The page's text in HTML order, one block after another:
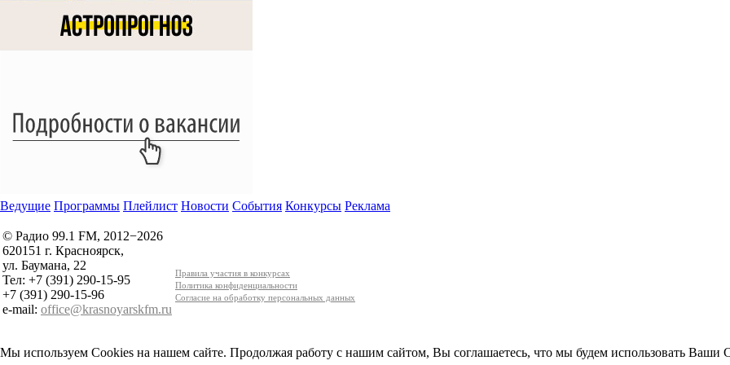
Ведущие Программы Плейлист Новости События Конкурсы Реклама
© Радио 99.1 FM, 2012−2026
620151 г. Красноярск,
ул. Баумана, 22
Тел: +7 (391) 290-15-95
+7 (391) 290-15-96
e-mail: office@krasnoyarskfm.ru
Правила участия в конкурсах
Политика конфиденциальности
Согласие на обработку персональных данных
Мы используем Cookies на нашем сайте. Продолжая работу с нашим сайтом, Вы соглашаетесь, что мы будем использовать Ваши